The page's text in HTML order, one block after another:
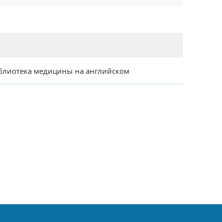
медицины на английском